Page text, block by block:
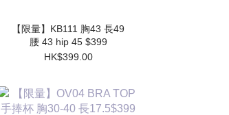
【限量】KB111 胸43 長49
腰 43 hip 45 $399
HK$399.00